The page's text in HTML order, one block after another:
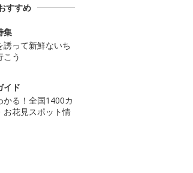
すすめ
集
誘って新鮮ないち
こう
イド
かる！全国1400カ
お花見スポット情